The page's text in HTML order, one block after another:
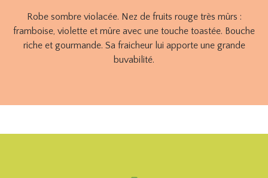
Robe sombre violacée. Nez de fruits rouge très mûrs :
framboise, violette et mûre avec une touche toastée. Bouche
riche et gourmande. Sa fraicheur lui apporte une grande
buvabilité.